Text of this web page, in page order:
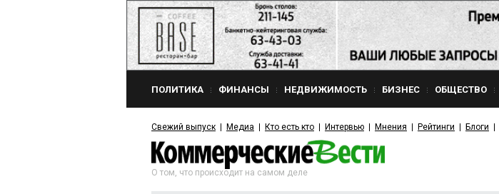
ПОЛИТИКА ФИНАНСЫ НЕДВИЖИМОСТЬ БИЗНЕС ОБЩЕСТВО
Свежий выпуск Медиа Кто есть кто Интервью Мнения Рейтинги Блоги
О том, что происходит на самом деле